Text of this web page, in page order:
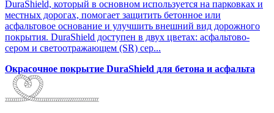
DuraShield, который в основном используется на парковках и
местных дорогах, помогает защитить бетонное или
асфальтовое основание и улучшить внешний вид дорожного
покрытия. DuraShield доступен в двух цветах: асфальтово-
сером и светоотражающем (SR) сер...
Окрасочное покрытие DuraShield для бетона и асфальта